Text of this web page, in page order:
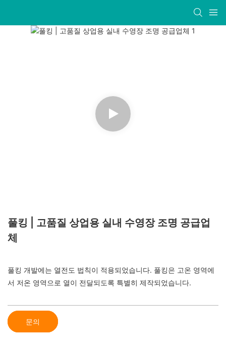
풀킹 | 고품질 상업용 실내 수영장 조명 공급업
체
풀킹 개발에는 열전도 법칙이 적용되었습니다. 풀킹은 고온 영역에
서 저온 영역으로 열이 전달되도록 특별히 제작되었습니다.
문의